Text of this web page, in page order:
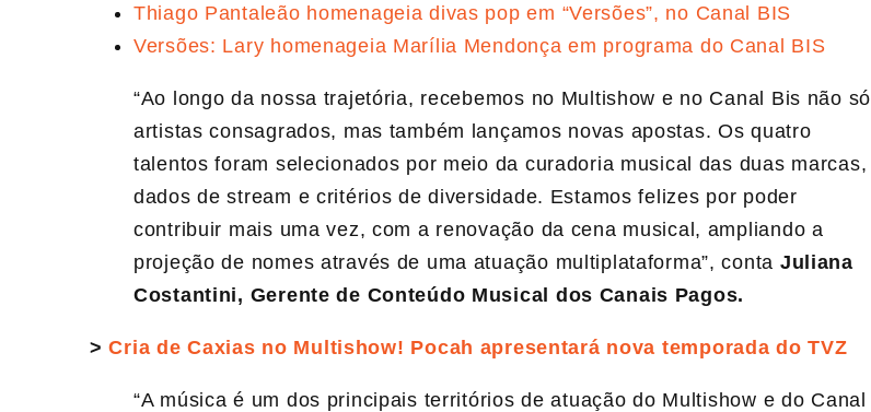
Thiago Pantaleão homenageia divas pop em “Versões”, no Canal BIS
Versões: Lary homenageia Marília Mendonça em programa do Canal BIS
“Ao longo da nossa trajetória, recebemos no Multishow e no Canal Bis não só
artistas consagrados, mas também lançamos novas apostas. Os quatro
talentos foram selecionados por meio da curadoria musical das duas marcas,
dados de stream e critérios de diversidade. Estamos felizes por poder
contribuir mais uma vez, com a renovação da cena musical, ampliando a
projeção de nomes através de uma atuação multiplataforma”, conta Juliana
Costantini, Gerente de Conteúdo Musical dos Canais Pagos.
> Cria de Caxias no Multishow! Pocah apresentará nova temporada do TVZ
“A música é um dos principais territórios de atuação do Multishow e do Canal